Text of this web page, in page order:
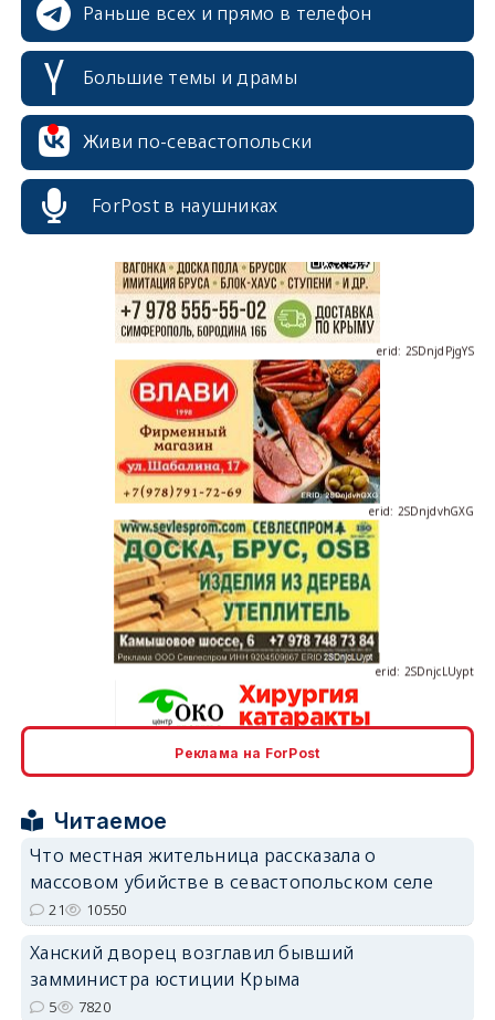
Раньше всех и прямо в телефон
Большие темы и драмы
Живи по-севастопольски
ForPost в наушниках
erid: 2SDnjcrDNw6
erid: 2SDnjdvhGXG
erid: 2SDnjcrDNw6
erid: 2SDnjdPjgYS
Реклама на ForPost
Читаемое
Что местная жительница рассказала о
массовом убийстве в севастопольском селе
21 10550
Ханский дворец возглавил бывший
замминистра юстиции Крыма
5 7820